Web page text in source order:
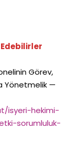
Edebilirler
Görev,
Yönetmelik —
isyeri-hekimi-
sorumluluk-